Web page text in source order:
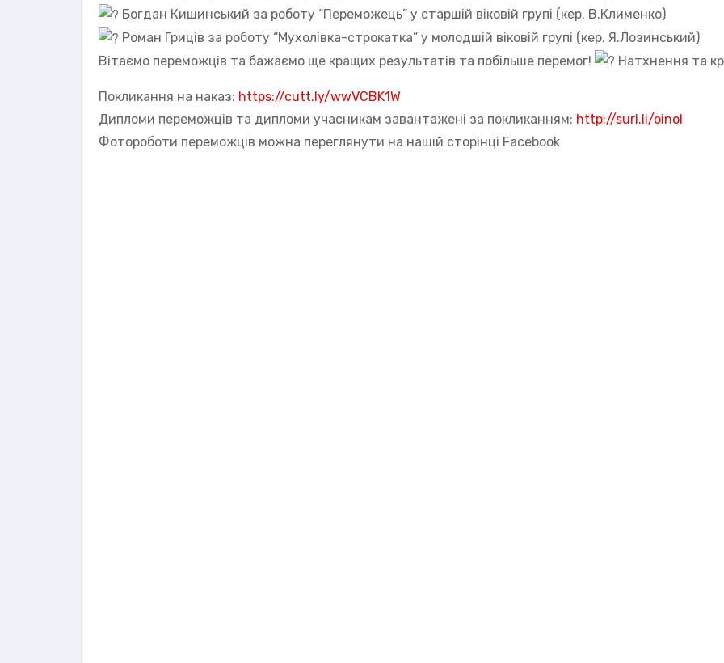
Богдан Кишинський за роботу “Переможець” у старшій віковій групі (кер. В.Клименко)
Роман Гриців за роботу “Мухолівка-строкатка” у молодшій віковій групі (кер. Я.Лозинський)
Вітаємо переможців та бажаємо ще кращих результатів та побільше перемог!
Натхнення та
Покликання на наказ: https://cutt.ly/wwVCBK1W
Дипломи переможців та дипломи учасникам завантажені за покликанням: http://surl.li/oinol
Фотороботи переможців можна переглянути на нашій сторінці Facebook